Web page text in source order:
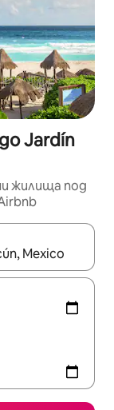
Jardín
жилища под